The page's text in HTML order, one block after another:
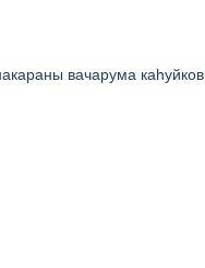
вачарума каhуйков